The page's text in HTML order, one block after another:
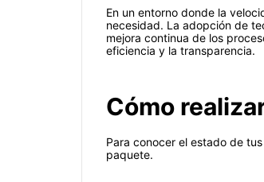
En un entorno donde la
necesidad. La adopción de
mejora continua de los
eficiencia y la transparencia.
Cómo
Para conocer el estado de
paquete.